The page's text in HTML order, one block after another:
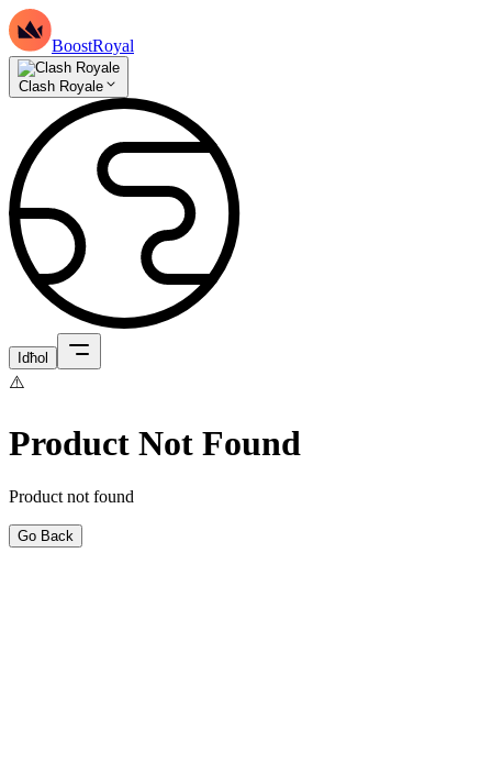
BoostRoyal
Clash Royale
Idħol
⚠️
Product Not Found
Product not found
Go Back